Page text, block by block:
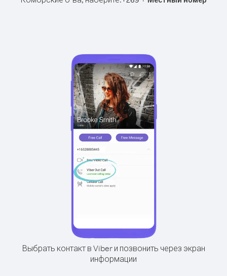
Выбрать контакт в Viber и позвонить через экран
информации